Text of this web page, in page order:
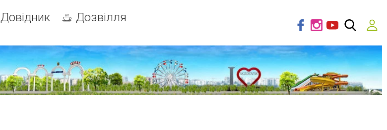
Довідник Дозвілля